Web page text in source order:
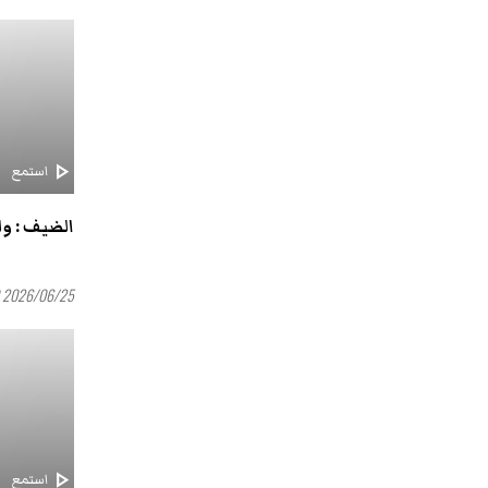
play_arrow استمع
الضيف :
2026/06/25 20:00
play_arrow استمع